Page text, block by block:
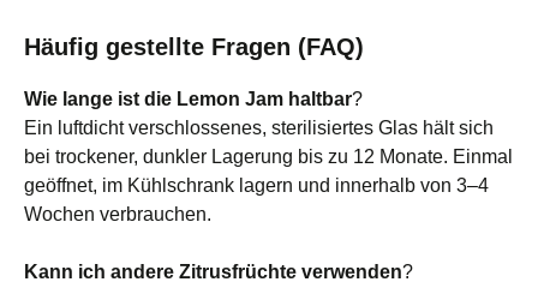
Häufig gestellte Fragen (FAQ)
Wie lange ist die Lemon Jam haltbar?
Ein luftdicht verschlossenes, sterilisiertes Glas hält sich
bei trockener, dunkler Lagerung bis zu 12 Monate. Einmal
geöffnet, im Kühlschrank lagern und innerhalb von 3–4
Wochen verbrauchen.
Kann ich andere Zitrusfrüchte verwenden?